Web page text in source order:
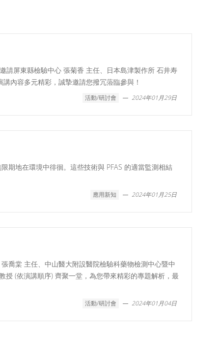
請屏東縣檢驗中心 張菊香 主任、日本島津製作所 石井寿
內容多元精彩，誠摯邀請您撥冗蒞臨參與！
活動/研討會 2024年01月29日
期地在環境中徘徊。這些技術與 PFAS 的適當監測相結
應用新知 2024年01月25日
喬棠 主任、中山醫大附設醫院檢驗科藥物檢測中心暨中
授 (依演講順序) 齊聚一堂，為您帶來精彩的專題解析，最
活動/研討會 2024年01月04日